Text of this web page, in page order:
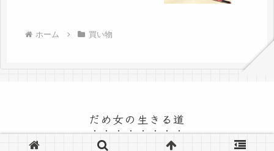
ホーム 買い物
だめ女の生きる道
© 2015 だめ女の生きる道.